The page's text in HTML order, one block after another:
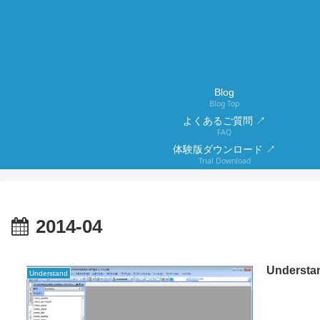
Blog
Blog Top
よくあるご質問 ↗
FAQ
体験版ダウンロード ↗
Trial Download
2014-04
Understand